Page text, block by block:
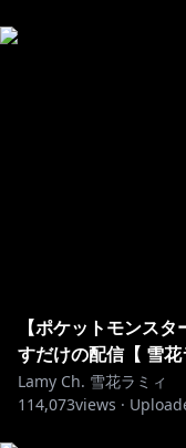
曲：わたしを甘や
アーティスト：雪
【ポケットモンス
すだけの配信【 雪花
Lamy Ch. 雪花ラミィ
114,073views ·